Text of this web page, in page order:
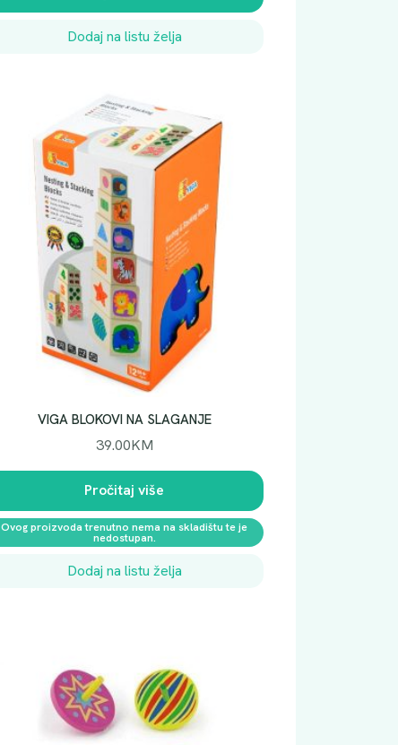
Dodaj na listu želja
VIGA BLOKOVI NA SLAGANJE
39.00KM
Pročitaj više
Ovog proizvoda trenutno nema na skladištu te je
nedostupan.
Dodaj na listu želja